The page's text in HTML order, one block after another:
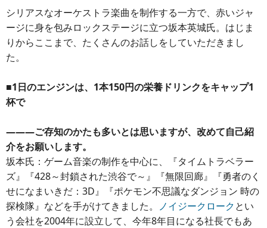
シリアスなオーケストラ楽曲を制作する一方で、赤いジャ
ージに身を包みロックステージに立つ坂本英城氏。はじま
りからここまで、たくさんのお話しをしていただきまし
た。
■1日のエンジンは、1本150円の栄養ドリンクをキャップ1
杯で
―――ご存知のかたも多いとは思いますが、改めて自己紹
介をお願いします。
坂本氏：ゲーム音楽の制作を中心に、『タイムトラベラー
ズ』『428～封鎖された渋谷で～』『無限回廊』『勇者のく
せになまいきだ：3D』『ポケモン不思議なダンジョン 時の
探検隊』などを手がけてきました。
ノイジークロークとい
う会社を2004年に設立して、今年8年目になる社長でもあ